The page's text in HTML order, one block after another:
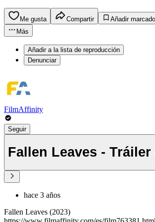
Me gusta Compartir
Añadir
Más
Añadir a la lista de reproducción
Denunciar
FilmAffinity
Seguir
Fallen Leaves -
hace 3 años
Fallen Leaves (2023)